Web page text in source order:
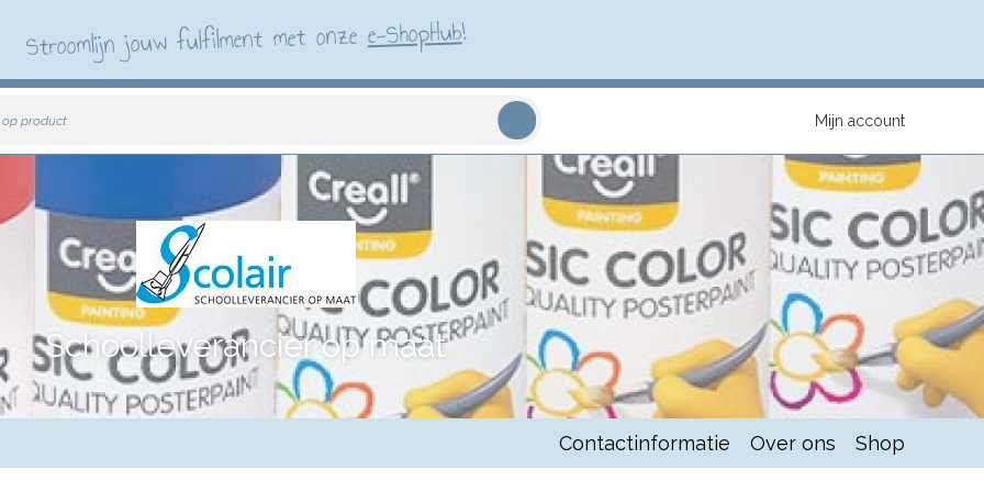
Stroomlijn jouw fulfilment met onzee-ShopHub!
op product Mijn account
Schoolleverancier op maat
Contactinformatie Over ons Shop